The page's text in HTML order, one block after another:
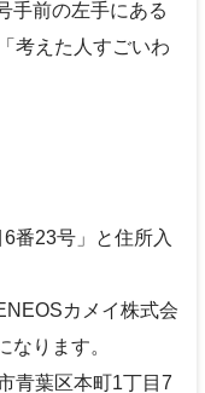
手前の左手にある
考えた人すごいわ
番23号」と住所入
カメイ株式会
ります。
青葉区本町1丁目7